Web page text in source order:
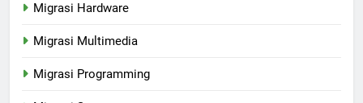
Migrasi Hardware
Migrasi Multimedia
Migrasi Programming